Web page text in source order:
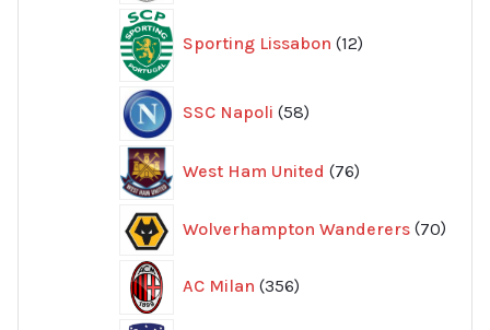
Sporting Lissabon 12produkter
SSC Napoli 58
produkter
West Ham United 76
produkter
Wolverhampton Wanderers 70
AC Milan 356
produkter